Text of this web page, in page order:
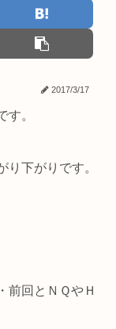
2017/3/17
す。
り下がりです。
回とＮＱやＨ